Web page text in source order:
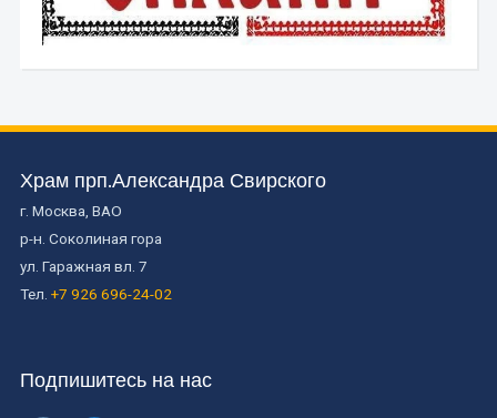
Храм прп.Александра Свирского
г. Москва, ВАО
р-н. Соколиная гора
ул. Гаражная вл. 7
Тел. +7 926 696-24-02
Подпишитесь на нас